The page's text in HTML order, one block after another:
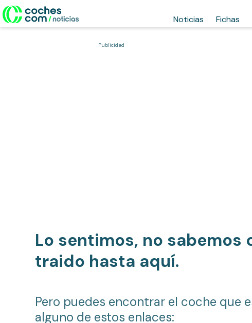
Noticias Fichas
Publicidad
Lo sentimos, no sabemos
traido hasta aquí.
Pero puedes encontrar el coche que
alguno de estos enlaces: